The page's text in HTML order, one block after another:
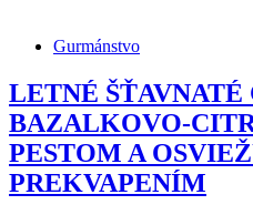
Gurmánstvo
LETNÉ ŠŤAVNATÉ
BAZALKOVO-
PESTOM A
PREKVAPENÍM